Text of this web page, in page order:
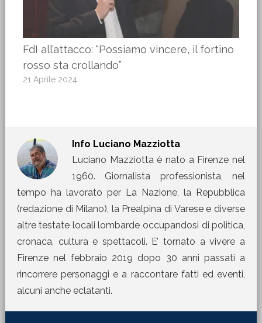
FdI all’attacco: “Possiamo vincere, il fortino
rosso sta crollando”
21 Aprile 2024
Info Luciano Mazziotta
Luciano Mazziotta è nato a Firenze nel
1960. Giornalista professionista, nel
tempo ha lavorato per La Nazione, la Repubblica
(redazione di Milano), la Prealpina di Varese e diverse
altre testate locali lombarde occupandosi di politica,
cronaca, cultura e spettacoli. E’ tornato a vivere a
Firenze nel febbraio 2019 dopo 30 anni passati a
rincorrere personaggi e a raccontare fatti ed eventi,
alcuni anche eclatanti.